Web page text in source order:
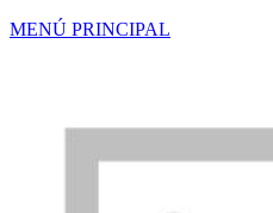
MENÚ PRINCIPAL